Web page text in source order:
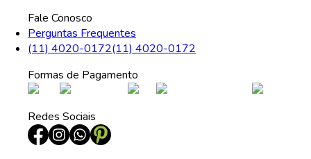
Fale Conosco
Perguntas Frequentes
(11) 4020-0172(11) 4020-0172
Formas de Pagamento
Redes Sociais